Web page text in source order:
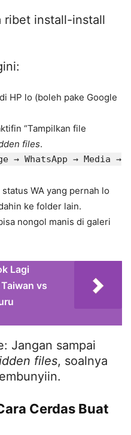
ribet install-install
HP lo (boleh pake Google
“Tampilkan file
files.
→ WhatsApp → Media →
WA yang pernah lo
ke folder lain.
nongol manis di galeri
Lagi
vs
Jangan sampai
files, soalnya
Cerdas Buat